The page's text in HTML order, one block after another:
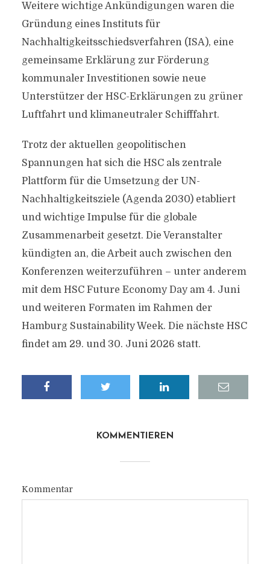
Weitere wichtige Ankündigungen waren die
Gründung eines Instituts für
Nachhaltigkeitsschiedsverfahren (ISA), eine
gemeinsame Erklärung zur Förderung
kommunaler Investitionen sowie neue
Unterstützer der HSC-Erklärungen zu grüner
Luftfahrt und klimaneutraler Schifffahrt.
Trotz der aktuellen geopolitischen
Spannungen hat sich die HSC als zentrale
Plattform für die Umsetzung der UN-
Nachhaltigkeitsziele (Agenda 2030) etabliert
und wichtige Impulse für die globale
Zusammenarbeit gesetzt. Die Veranstalter
kündigten an, die Arbeit auch zwischen den
Konferenzen weiterzuführen – unter anderem
mit dem HSC Future Economy Day am 4. Juni
und weiteren Formaten im Rahmen der
Hamburg Sustainability Week. Die nächste HSC
findet am 29. und 30. Juni 2026 statt.
KOMMENTIEREN
Kommentar